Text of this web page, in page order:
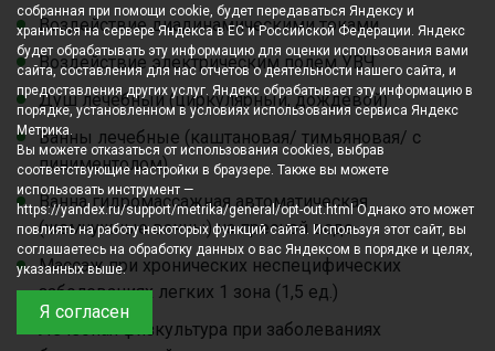
Воздействие диадинамическими токами
Воздействие электрическим полем УВЧ
Душ лечебный (циркулярный, дождевой)
Ванны лечебные (каштановая/ тимьяновая/ с
пиниментолом)
Ванна гидромассажная автоматическая
(жемчужные ванны) на пресной воде
Массаж при хронических неспецифических
заболеваниях легких 1 зона (1,5 ед.)
Лечебная физкультура при заболеваниях
собранная при помощи cookie, будет передаваться Яндексу и
храниться на сервере Яндекса в ЕС и Российской Федерации. Яндекс
будет обрабатывать эту информацию для оценки использования вами
сайта, составления для нас отчетов о деятельности нашего сайта, и
предоставления других услуг. Яндекс обрабатывает эту информацию в
порядке, установленном в условиях использования сервиса Яндекс
Метрика.
Вы можете отказаться от использования cookies, выбрав
соответствующие настройки в браузере. Также вы можете
использовать инструмент —
https://yandex.ru/support/metrika/general/opt-out.html Однако это может
повлиять на работу некоторых функций сайта. Используя этот сайт, вы
соглашаетесь на обработку данных о вас Яндексом в порядке и целях,
указанных выше.
Я согласен